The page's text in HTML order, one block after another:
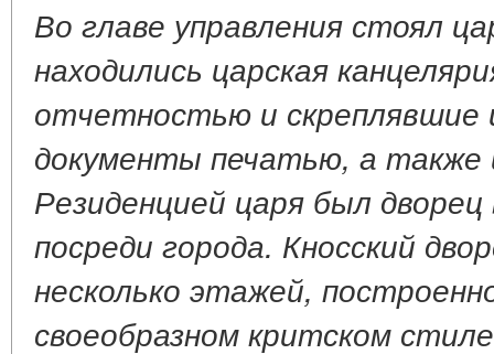
Во главе управления стоял
находились царская
отчетностью и скреплявшие
документы печатью, а также
Резиденцией царя был
посреди города. Кносский
несколько этажей,
своеобразном критском